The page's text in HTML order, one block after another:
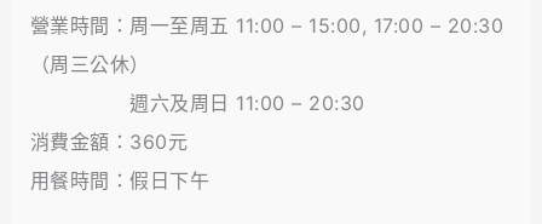
營業時間：周一至周五 11:00 – 15:00, 17:00 – 20:30
（周三公休）
週六及周日 11:00 – 20:30
消費金額：360元
用餐時間：假日下午